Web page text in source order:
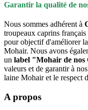
Garantir la qualité de
Nous sommes adhérent à
troupeaux caprins
pour objectif d'améliorer
Mohair. Nous avons
un label "Mohair de nos
valeurs et de garantir à
laine Mohair et le respect
A propos